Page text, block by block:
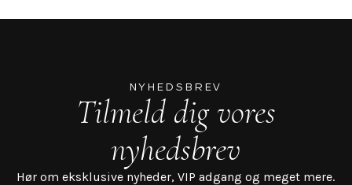
NYHEDSBREV
Tilmeld dig vores
nyhedsbrev
Hør om eksklusive nyheder, VIP adgang og meget mere.